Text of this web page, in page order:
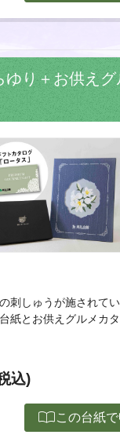
ゆり＋お供えグ
刺しゅうが施されて
紙とお供えグルメカ
込)
import_contactsこの台紙